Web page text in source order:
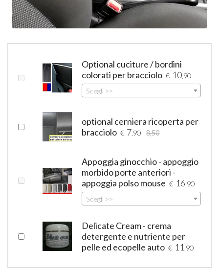
Optional cuciture / bordini
colorati per bracciolo € 10 ,90
Scegli >>
optional cerniera ricoperta per
bracciolo € 7 ,90 8,50
Appoggia ginocchio - appoggio
morbido porte anteriori -
appoggia polso mouse € 16 ,90
Scegli >>
Delicate Cream - crema
detergente e nutriente per
pelle ed ecopelle auto € 11 ,90